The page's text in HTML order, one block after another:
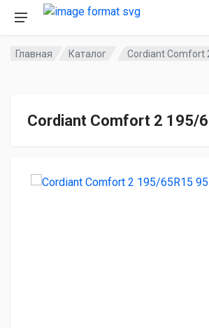
Главная Каталог Cordiant Comfort
Cordiant Comfort 2 195/